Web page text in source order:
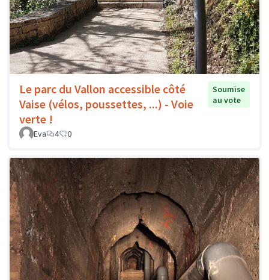
Le parc du Vallon accessible côté
Vaise (vélos, poussettes, ...) - Voie
verte !
Soumise
au vote
Eva 4 0